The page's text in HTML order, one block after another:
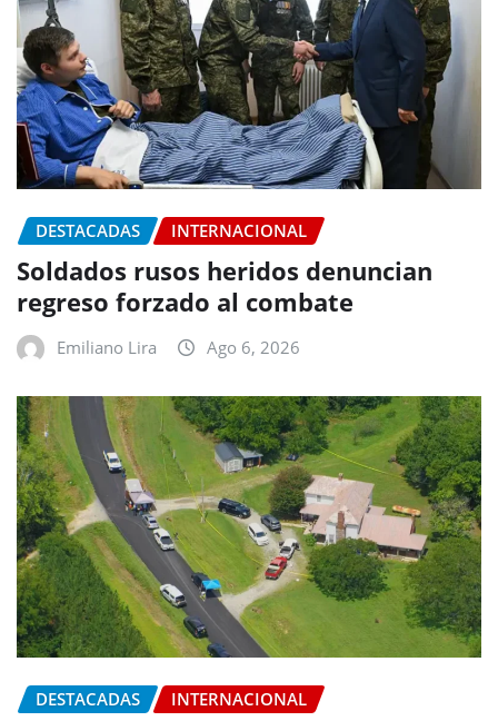
DESTACADAS INTERNACIONAL
Soldados rusos heridos denuncian
regreso forzado al combate
Emiliano Lira Ago 6, 2026
DESTACADAS INTERNACIONAL